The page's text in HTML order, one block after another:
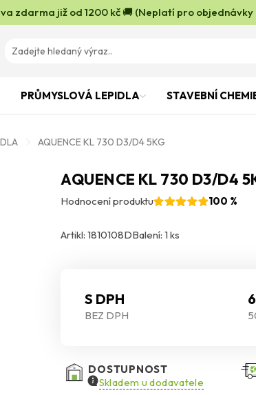
zdarma již od 1200 kč 🚚 (Neplatí pro objednávky
PRŮMYSLOVÁ LEPIDLA STAVEBNÍ
AQUENCE KL 730 D3/D4 5KG
AQUENCE KL 730 D3/D4
Hodnocení produktu
100 %
Artikl: 1810108DBalení: 1 ks
S DPH
BEZ DPH
DOSTUPNOST
Skladem u dodavatele